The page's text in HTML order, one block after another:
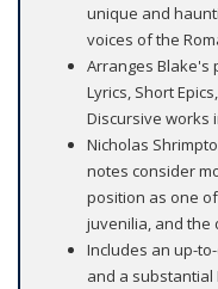
unique and
voices of the
Arranges Blake's
Lyrics, Short
Discursive works
Nicholas
notes consider
position as one
juvenilia, and the
Includes an up-
and a substantial